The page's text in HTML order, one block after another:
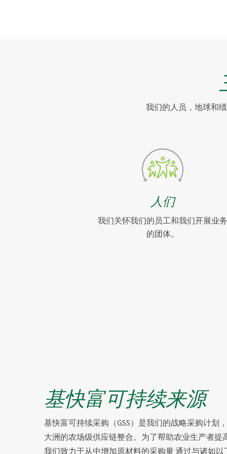
我们的人员，地球和
人们
我们关怀我们的员工和我们开展业
的团体。
基快富可持续来源
基快富可持续采购（GSS）是我们的战略采购计划
大洲的农场级供应链整合。为了帮助农业生产者提
我们致力于从中增加原材料的采购量通过与诸如以